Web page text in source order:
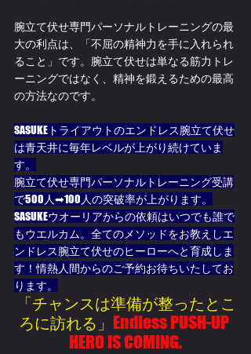
腕立て伏せ専門パーソナルトレーニングの最
大の利点は、「不屈の精神力を手に入れられ
ること」です。腕立て伏せは単なる筋力トレ
ーニングではなく、精神を鍛えるための最高
の方法なのです。
SASUKEトライアウトのエンドレス腕立て伏せ
は青天井に毎年レベルが上がり続けていま
す。
腕立て伏せ専門パーソナルトレーニング受講
で500人➡100人の突破率が上がります。
SASUKEウオーリアからの依頼はいつでも誰で
もウエルカム。全てのメソッドをお教えしエ
ンドレス腕立て伏せのヒーローへと育成しま
す！情熱人間からのご予約お待ちいたしてお
ります。
「チャンスは準備が整ったとこ
ろに訪れる」 Endless PUSH-UP
HERO IS COMING.